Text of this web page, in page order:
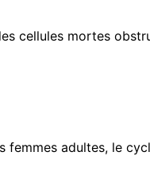
cellules mortes
femmes adultes, le